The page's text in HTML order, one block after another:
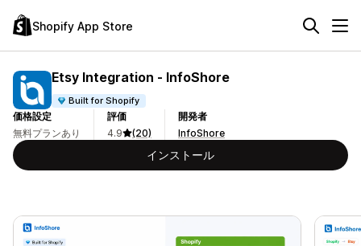
Shopify App Store
Etsy Integration ‑ InfoShore
Built for Shopify
価格設定
無料プランあり
評価
4.9
(20)
開発者
InfoShore
インストール